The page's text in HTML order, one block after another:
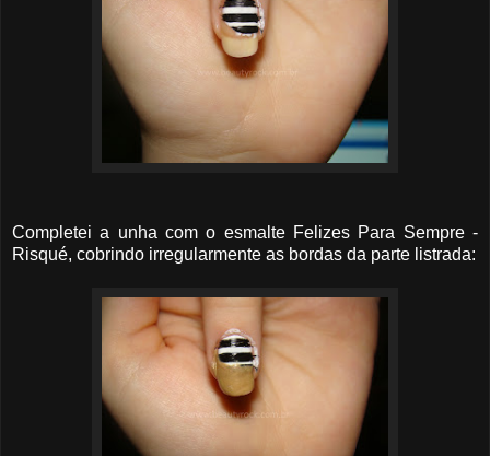
Completei a unha com o esmalte Felizes Para Sempre -
Risqué, cobrindo irregularmente as bordas da parte listrada: